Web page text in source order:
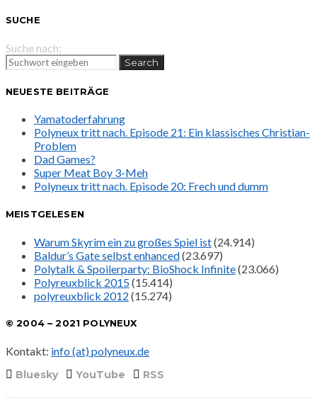
SUCHE
Suche nach:
Search
NEUESTE BEITRÄGE
Yamatoderfahrung
Polyneux tritt nach. Episode 21: Ein klassisches Christian-
Problem
Dad Games?
Super Meat Boy 3-Meh
Polyneux tritt nach. Episode 20: Frech und dumm
MEISTGELESEN
Warum Skyrim ein zu großes Spiel ist(24.914)
Baldur’s Gate selbst enhanced(23.697)
Polytalk & Spoilerparty: BioShock Infinite(23.066)
Polyreuxblick 2015(15.414)
polyreuxblick 2012 (15.274)
© 2004 – 2021 POLYNEUX
Kontakt: info (at) polyneux.de
Bluesky YouTube RSS